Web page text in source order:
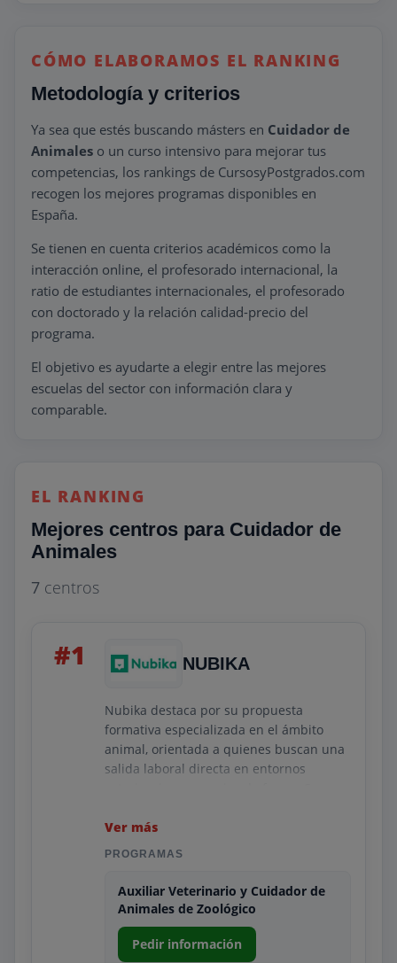
CÓMO ELABORAMOS EL RANKING
Metodología y criterios
Ya sea que estés buscando másters en Cuidador de
Animales o un curso intensivo para mejorar tus
competencias, los rankings de CursosyPostgrados.com
recogen los mejores programas disponibles en
España.
Se tienen en cuenta criterios académicos como la
interacción online, el profesorado internacional, la
ratio de estudiantes internacionales, el profesorado
con doctorado y la relación calidad-precio del
programa.
El objetivo es ayudarte a elegir entre las mejores
escuelas del sector con información clara y
comparable.
EL RANKING
Mejores centros para Cuidador de
Animales
7 centros
#1 NUBIKA
Nubika destaca por su propuesta
formativa especializada en el ámbito
animal, orientada a quienes buscan una
salida laboral directa en entornos
comportamiento y necesidades de
diversas especies, integrando técnicas
ambiental y control del estrés. Cada
módulo está diseñado para enseñar una
intervención responsable y respetuosa,
permitiendo que el alumno comprenda
Ver más
PROGRAMAS
Auxiliar Veterinario y Cuidador de
Animales de Zoológico
Pedir información